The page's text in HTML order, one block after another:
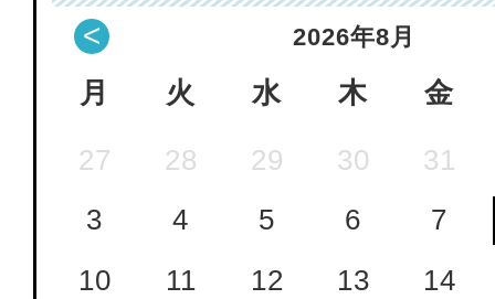
2026年8月
<
月 火 水 木 金
27 28 29 30
31
3
4 5 6
7
10
11 12 13
14